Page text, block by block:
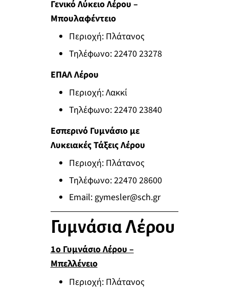
Γενικό Λύκειο Λέρου –
Μπουλαφέντειο
Περιοχή: Πλάτανος
Τηλέφωνο: 22470 23278
ΕΠΑΛ Λέρου
Περιοχή: Λακκί
Τηλέφωνο: 22470 23840
Εσπερινό Γυμνάσιο με
Λυκειακές Τάξεις Λέρου
Περιοχή: Πλάτανος
Τηλέφωνο: 22470 28600
Email: gymesler@sch.gr
Γυμνάσια Λέρου
1ο Γυμνάσιο Λέρου –
Μπελλένειο
Περιοχή: Πλάτανος